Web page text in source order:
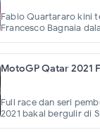
Fabio Quartararo kini
Francesco Bagnaia
MotoGP Qatar 2021
Full race dan seri
2021 bakal bergulir di